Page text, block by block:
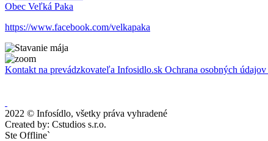
Obec Veľká Paka
https://www.facebook.com/velkapaka
Kontakt na prevádzkovateľa Infosidlo.sk Ochrana osobných údajov
2022 © Infosídlo, všetky práva vyhradené
Created by: Cstudios s.r.o.
Ste Offline`